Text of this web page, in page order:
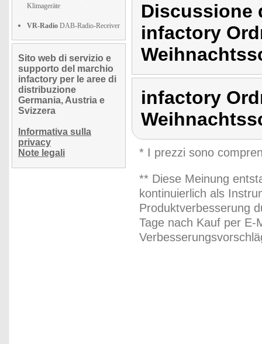
Klimageräte
VR-Radio DAB-Radio-Receiver
Sito web di servizio e
supporto del marchio
infactory per le aree di
distribuzione
Germania, Austria e
Svizzera
Informativa sulla
privacy
Note legali
Discussione
infactory
infactory
* I prezzi sono
** Diese Meinung
kontinuierlich als
Produktverbesserung
Tage nach Kauf per E-